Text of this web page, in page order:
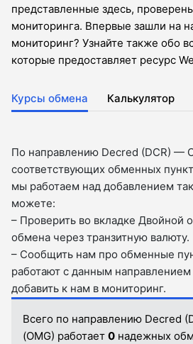
представленные здесь,
мониторинга. Впервые зашли на
мониторинг? Узнайте также обо
которые предоставляет ресурс
Курсы обмена Калькулятор
По направлению Decred (DCR) —
соответствующих обменных
мы работаем над добавлением
можете:
– Проверить во вкладкe Двойной
обмена через транзитную валюту.
– Сообщить нам про обменные
работают с данным
добавить к нам в мониторинг.
Всего по направлению Decred
(OMG) работает 0 надежных